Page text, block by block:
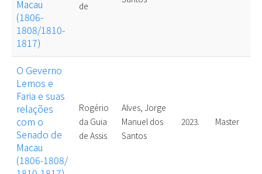
Macau
(1806-
1808/1810-
1817)
de
O Geverno
Lemos e
Faria e suas
relações
com o
Senado de
Macau
(1806-1808/
Rogério
da Guia
de Assis
Alves, Jorge
Manuel dos
Santos
2023. Master